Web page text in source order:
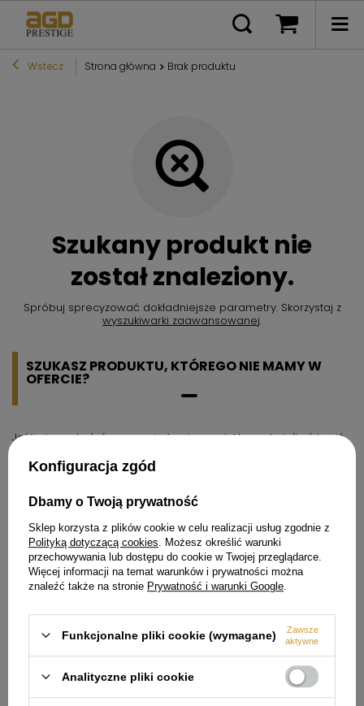
Wstecz Strona główna Brak produktu
Szukany produkt nie
został znaleziony.
Spróbuj sprecyzować dokładniejsze parametry. Skorzystaj z
wyszukiwarki zaawansowanej.
SZUKASZ PRODUKTU, KTÓREGO NIE MAMY W
OFERCIE?
Jeśli nie znalazłeś w naszej ofercie produktu, a chciałbyś kupić
formularza i przesłać nam opis szukanego przedmiotu. Aby
móc to zrobić musisz byćzalogowany
Zamówienia
Śledzenie przesyłki
Chcę zareklamować produkt
Chcę odstąpić od umowy
Konfiguracja zgód
Dbamy o Twoją prywatność
Sklep korzysta z plików cookie w celu realizacji usług zgodnie z
Polityką dotyczącą cookies . Możesz określić warunki
przechowywania lub dostępu do cookie w Twojej przeglądarce.
Więcej informacji na temat warunków i prywatności można
znaleźć także na stronie Prywatność i warunki Google
Funkcjonalne pliki cookie (wymagane)
Zawsze
aktywne
Analityczne pliki cookie